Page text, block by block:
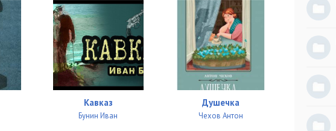
Кавказ
Бунин Иван
Душечка
Чехов Антон